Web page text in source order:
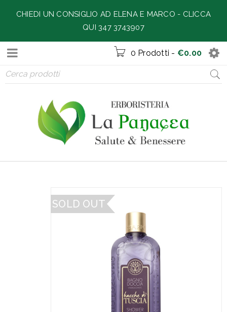
0 Prodotti - €0.00
SOLD OUT
CHIEDI UN CONSIGLIO AD ELENA E MARCO - CLICCA
QUI 347 3743907